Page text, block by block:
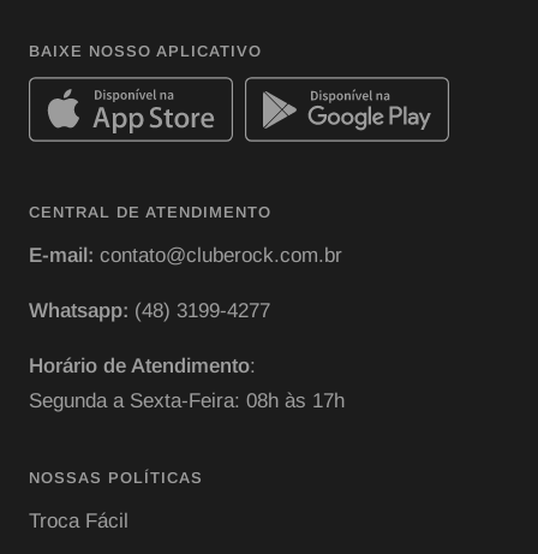
BAIXE NOSSO APLICATIVO
CENTRAL DE ATENDIMENTO
E-mail: contato@cluberock.com.br
Whatsapp: (48) 3199-4277
Horário de Atendimento:
Segunda a Sexta-Feira: 08h às 17h
NOSSAS POLÍTICAS
Troca Fácil